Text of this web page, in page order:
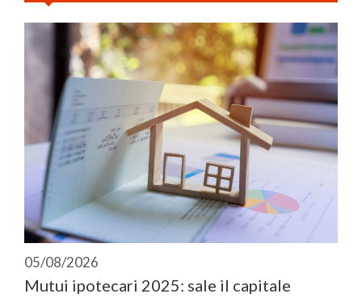
05/08/2026
Mutui ipotecari 2025: sale il capitale